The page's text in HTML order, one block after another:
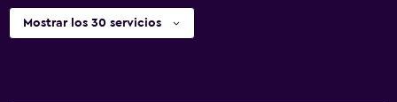
Mostrar los 30 servicios